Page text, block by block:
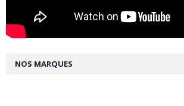
NOS MARQUES